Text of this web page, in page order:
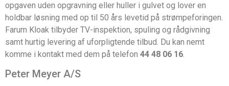
opgaven uden opgravning eller huller i gulvet og lover en
holdbar løsning med op til 50 års levetid på strømpeforingen.
Farum Kloak tilbyder TV-inspektion, spuling og rådgivning
samt hurtig levering af uforpligtende tilbud. Du kan nemt
komme i kontakt med dem på telefon 44 48 06 16.
Peter Meyer A/S